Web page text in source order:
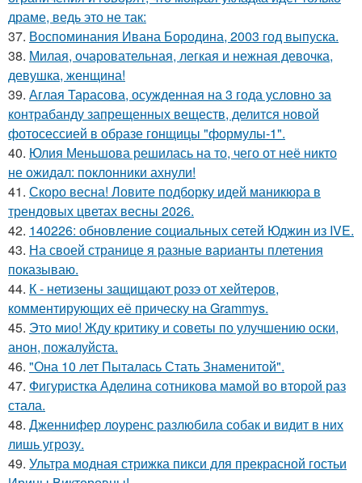
драме, ведь это не так:
37. Воспоминания Ивана Бородина, 2003 год выпуска.
38. Милая, очаровательная, легкая и нежная девочка,
девушка, женщина!
39. Аглая Тарасова, осужденная на 3 года условно за
контрабанду запрещенных веществ, делится новой
фотосессией в образе гонщицы "формулы-1".
40. Юлия Меньшова решилась на то, чего от неё никто
не ожидал: поклонники ахнули!
41. Скоро весна! Ловите подборку идей маникюра в
трендовых цветах весны 2026.
42. 140226: обновление социальных сетей Юджин из IVE.
43. На своей странице я разные варианты плетения
показываю.
44. К - нетизены защищают розэ от хейтеров,
комментирующих её прическу на Grammys.
45. Это мио! Жду критику и советы по улучшению оски,
анон, пожалуйста.
46. "Она 10 лет Пыталась Стать Знаменитой".
47. Фигуристка Аделина сотникова мамой во второй раз
стала.
48. Дженнифер лоуренс разлюбила собак и видит в них
лишь угрозу.
49. Ультра модная стрижка пикси для прекрасной гостьи